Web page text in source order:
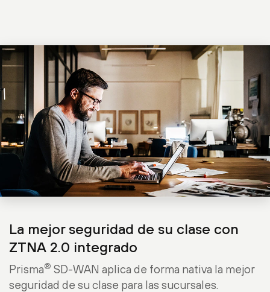
La mejor seguridad de su clase con
ZTNA 2.0 integrado
Prisma® SD-WAN aplica de forma nativa la mejor
seguridad de su clase para las sucursales.